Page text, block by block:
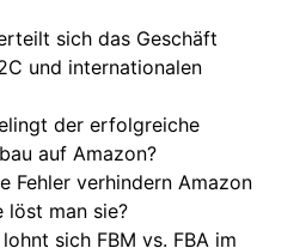
sich das Geschäft
und internationalen
der erfolgreiche
auf Amazon?
Fehler verhindern Amazon
man sie?
sich FBM vs. FBA im